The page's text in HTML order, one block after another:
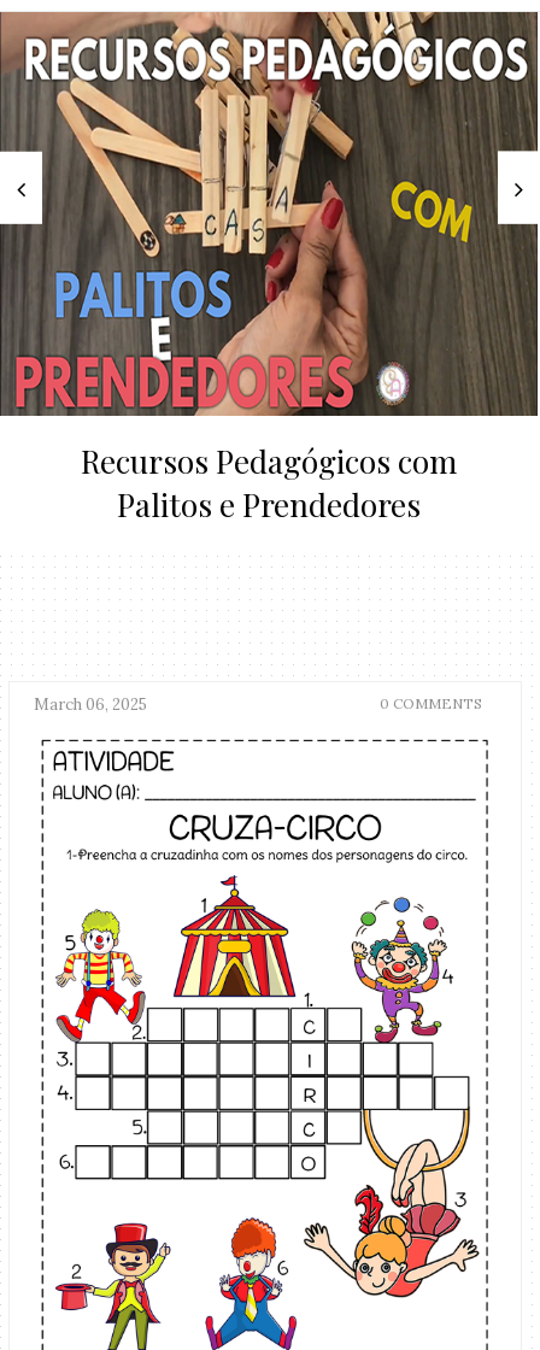
Recursos Pedagógicos com
Palitos e Prendedores
March 06, 2025 0 COMMENTS